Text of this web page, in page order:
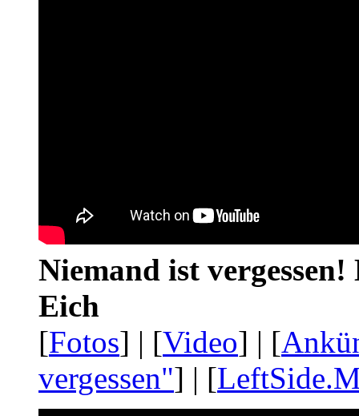
Niemand ist
Eich
[Fotos] | [Video] | [
vergessen"] | [